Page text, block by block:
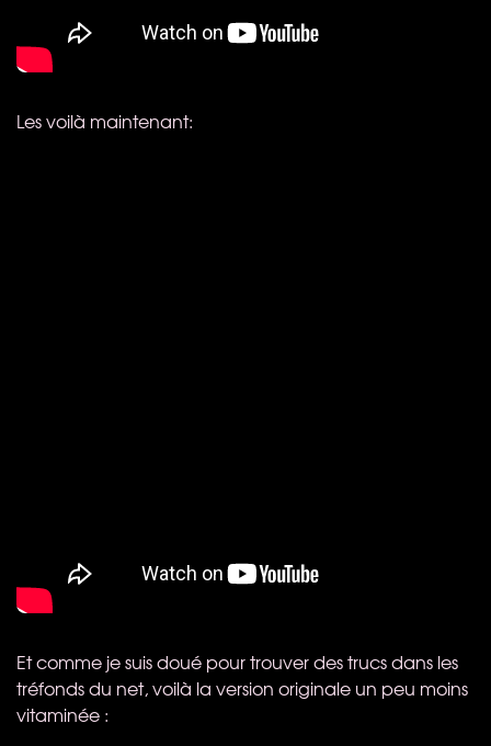
Les voilà maintenant:
Et comme je suis doué pour trouver des trucs dans les
tréfonds du net, voilà la version originale un peu moins
vitaminée :